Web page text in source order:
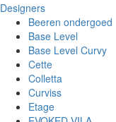
Designers
Beeren ondergoed
Base Level
Base Level Curvy
Cette
Colletta
Curviss
Etage